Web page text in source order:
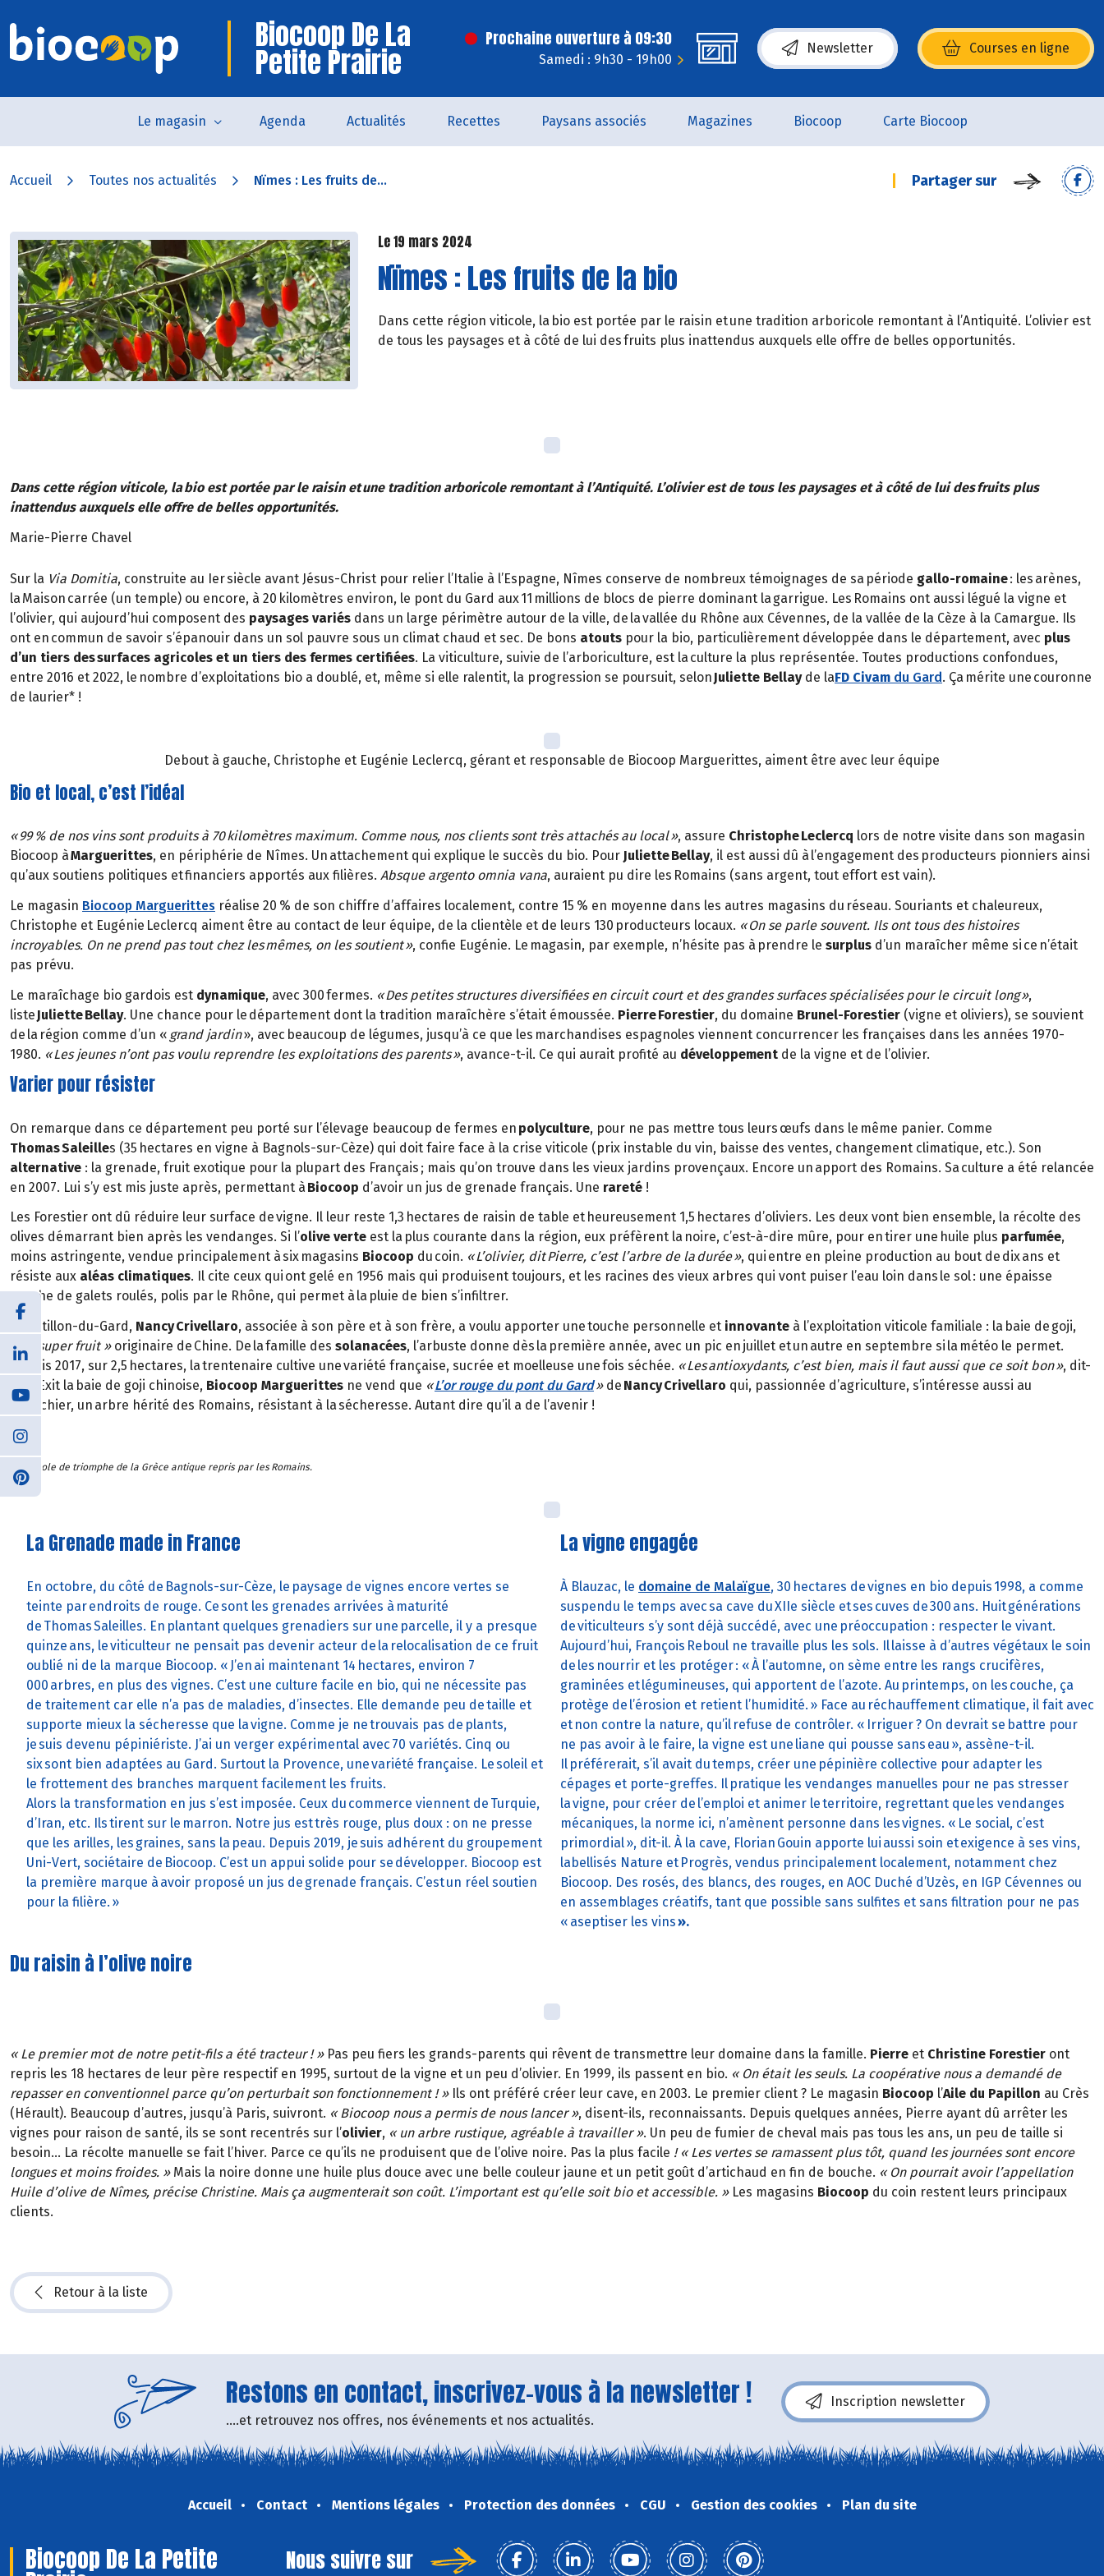
Biocoop De La
Petite Prairie
Prochaine ouverture à 09:30
Samedi : 9h30 - 19h00
Newsletter Courses en ligne
(s’ouvre dans une nouvelle fenêtre)
Le magasin Agenda Actualités Recettes Paysans associés Magazines Biocoop Carte Biocoop
Accueil Toutes nos actualités Nïmes : Les fruits de... Partager sur
Le 19 mars 2024
Nïmes : Les fruits de la bio
Dans cette région viticole, la bio est portée par le raisin et une tradition arboricole remontant à l’Antiquité. L’olivier est
de tous les paysages et à côté de lui des fruits plus inattendus auxquels elle offre de belles opportunités.
Dans cette région viticole, la bio est portée par le raisin et une tradition arboricole remontant à l’Antiquité. L’olivier est de tous les paysages et à côté de lui des fruits plus
inattendus auxquels elle offre de belles opportunités.
Marie-Pierre Chavel
Sur la Via Domitia, construite au Ier siècle avant Jésus-Christ pour relier l’Italie à l’Espagne, Nîmes conserve de nombreux témoignages de sa période gallo-romaine: les arènes,
la Maison carrée (un temple) ou encore, à 20 kilomètres environ, le pont du Gard aux 11 millions de blocs de pierre dominant la garrigue. Les Romains ont aussi légué la vigne et
l’olivier, qui aujourd’hui composent des paysages variés dans un large périmètre autour de la ville, de la vallée du Rhône aux Cévennes, de la vallée de la Cèze à la Camargue. Ils
ont en commun de savoir s’épanouir dans un sol pauvre sous un climat chaud et sec. De bons atouts pour la bio, particulièrement développée dans le département, avec plus
d’un tiers des surfaces agricoles et un tiers des fermes certifiées. La viticulture, suivie de l’arboriculture, est la culture la plus représentée. Toutes productions confondues,
entre 2016 et 2022, le nombre d’exploitations bio a doublé, et, même si elle ralentit, la progression se poursuit, selon Juliette Bellayde laFD Civam du Gard. Ça mérite une couronne
de laurier* !
Debout à gauche, Christophe et Eugénie Leclercq, gérant et responsable de Biocoop Marguerittes, aiment être avec leur équipe
Bio et local, c’est l’idéal
« 99 % de nos vins sont produits à 70 kilomètres maximum. Comme nous, nos clients sont très attachés au local », assure Christophe Leclercq lors de notre visite dans son magasin
Biocoop àMarguerittes, en périphérie de Nîmes. Un attachement qui explique le succès du bio. Pour Juliette Bellay, il est aussi dû à l’engagement des producteurs pionniers ainsi
qu’aux soutiens politiques et financiers apportés aux filières. Absque argento omnia vana, auraient pu dire les Romains (sans argent, tout effort est vain).
Le magasin Biocoop Marguerittes réalise 20 % de son chiffre d’affaires localement, contre 15 % en moyenne dans les autres magasins du réseau. Souriants et chaleureux,
Christophe et Eugénie Leclercq aiment être au contact de leur équipe, de la clientèle et de leurs 130 producteurs locaux. « On se parle souvent. Ils ont tous des histoires
incroyables. On ne prend pas tout chez les mêmes, on les soutient », confie Eugénie. Le magasin, par exemple, n’hésite pas à prendre le surplus d’un maraîcher même si ce n’était
pas prévu.
Le maraîchage bio gardois est dynamique, avec 300 fermes. « Des petites structures diversifiées en circuit court et des grandes surfaces spécialisées pour le circuit long »,
liste Juliette Bellay. Une chance pour le département dont la tradition maraîchère s’était émoussée. Pierre Forestier, du domaine Brunel-Forestier (vigne et oliviers), se souvient
de la région comme d’un « grand jardin», avec beaucoup de légumes, jusqu’à ce que les marchandises espagnoles viennent concurrencer les françaises dans les années 1970-
1980. « Les jeunes n’ont pas voulu reprendre les exploitations des parents », avance-t-il. Ce qui aurait profité au développement de la vigne et de l’olivier.
Varier pour résister
On remarque dans ce département peu porté sur l’élevage beaucoup de fermes en polyculture, pour ne pas mettre tous leurs œufs dans le même panier. Comme
Thomas Saleilles (35 hectares en vigne à Bagnols-sur-Cèze) qui doit faire face à la crise viticole (prix instable du vin, baisse des ventes, changement climatique, etc.). Son
alternative : la grenade, fruit exotique pour la plupart des Français ; mais qu’on trouve dans les vieux jardins provençaux. Encore un apport des Romains. Sa culture a été relancée
en 2007. Lui s’y est mis juste après, permettant à Biocoop d’avoir un jus de grenade français. Une rareté !
Les Forestier ont dû réduire leur surface de vigne. Il leur reste 1,3 hectares de raisin de table et heureusement 1,5 hectares d’oliviers. Les deux vont bien ensemble, la récolte des
olives démarrant bien après les vendanges. Si l’olive verte est la plus courante dans la région, eux préfèrent la noire, c’est-à-dire mûre, pour en tirer une huile plus parfumée,
moins astringente, vendue principalement à six magasins Biocoop du coin. « L’olivier, dit Pierre, c’est l’arbre de la durée », qui entre en pleine production au bout de dix ans et
résiste aux aléas climatiques. Il cite ceux qui ont gelé en 1956 mais qui produisent toujours, et les racines des vieux arbres qui vont puiser l’eau loin dans le sol : une épaisse
couche de galets roulés, polis par le Rhône, qui permet à la pluie de bien s’infiltrer.
À Castillon-du-Gard, Nancy Crivellaro, associée à son père et à son frère, a voulu apporter une touche personnelle et innovante à l’exploitation viticole familiale : la baie de goji,
un
« super fruit »originaire de Chine. De la famille des solanacées, l’arbuste donne dès la première année, avec un pic en juillet et un autre en septembre si la météo le permet.
Depuis 2017, sur 2,5 hectares, la trentenaire cultive une variété française, sucrée et moelleuse une fois séchée. « Les antioxydants, c’est bien, mais il faut aussi que ce soit bon », dit-
elle. Exit la baie de goji chinoise, Biocoop Marguerittes ne vend que «L’or rouge du pont du Gard»de Nancy Crivellaro qui, passionnée d’agriculture, s’intéresse aussi au
pistachier, un arbre hérité des Romains, résistant à la sécheresse. Autant dire qu’il a de l’avenir !
* Symbole de triomphe de la Grèce antique repris par les Romains.
La Grenade made in France
En octobre, du côté de Bagnols-sur-Cèze, le paysage de vignes encore vertes se
teinte par endroits de rouge. Ce sont les grenades arrivées à maturité
de Thomas Saleilles. En plantant quelques grenadiers sur une parcelle, il y a presque
quinze ans, le viticulteur ne pensait pas devenir acteur de la relocalisation de ce fruit
oublié ni de la marque Biocoop. « J’en ai maintenant 14 hectares, environ 7
000 arbres, en plus des vignes. C’est une culture facile en bio, qui ne nécessite pas
de traitement car elle n’a pas de maladies, d’insectes. Elle demande peu de taille et
supporte mieux la sécheresse que la vigne. Comme je ne trouvais pas de plants,
je suis devenu pépiniériste. J’ai un verger expérimental avec 70 variétés. Cinq ou
six sont bien adaptées au Gard. Surtout la Provence, une variété française. Le soleil et
le frottement des branches marquent facilement les fruits.
Alors la transformation en jus s’est imposée. Ceux du commerce viennent de Turquie,
d’Iran, etc. Ils tirent sur le marron. Notre jus est très rouge, plus doux : on ne presse
que les arilles, les graines, sans la peau. Depuis 2019, je suis adhérent du groupement
Uni-Vert, sociétaire de Biocoop. C’est un appui solide pour se développer. Biocoop est
la première marque à avoir proposé un jus de grenade français. C’est un réel soutien
pour la filière. »
La vigne engagée
À Blauzac, le domaine de Malaïgue, 30 hectares de vignes en bio depuis 1998, a comme
suspendu le temps avec sa cave du XIIe siècle et ses cuves de 300 ans. Huit générations
de viticulteurs s’y sont déjà succédé, avec une préoccupation : respecter le vivant.
Aujourd’hui, François Reboul ne travaille plus les sols. Il laisse à d’autres végétaux le soin
de les nourrir et les protéger : « À l’automne, on sème entre les rangs crucifères,
graminées et légumineuses, qui apportent de l’azote. Au printemps, on les couche, ça
protège de l’érosion et retient l’humidité. » Face au réchauffement climatique, il fait avec
et non contre la nature, qu’il refuse de contrôler. « Irriguer ? On devrait se battre pour
ne pas avoir à le faire, la vigne est une liane qui pousse sans eau », assène-t-il.
Il préférerait, s’il avait du temps, créer une pépinière collective pour adapter les
cépages et porte-greffes. Il pratique les vendanges manuelles pour ne pas stresser
la vigne, pour créer de l’emploi et animer le territoire, regrettant que les vendanges
mécaniques, la norme ici, n’amènent personne dans les vignes. « Le social, c’est
primordial », dit-il. À la cave, Florian Gouin apporte lui aussi soin et exigence à ses vins,
labellisés Nature et Progrès, vendus principalement localement, notamment chez
Biocoop. Des rosés, des blancs, des rouges, en AOC Duché d’Uzès, en IGP Cévennes ou
en assemblages créatifs, tant que possible sans sulfites et sans filtration pour ne pas
« aseptiser les vins».
Du raisin à l’olive noire
« Le premier mot de notre petit-fils a été tracteur ! »Pas peu fiers les grands-parents qui rêvent de transmettre leur domaine dans la famille. Pierre et Christine Forestier ont
repris les 18 hectares de leur père respectif en 1995, surtout de la vigne et un peu d’olivier. En 1999, ils passent en bio. « On était les seuls. La coopérative nous a demandé de
repasser en conventionnel parce qu’on perturbait son fonctionnement ! »Ils ont préféré créer leur cave, en 2003. Le premier client ? Le magasin Biocoop l’Aile du Papillon au Crès
(Hérault). Beaucoup d’autres, jusqu’à Paris, suivront. « Biocoop nous a permis de nous lancer », disent-ils, reconnaissants. Depuis quelques années, Pierre ayant dû arrêter les
vignes pour raison de santé, ils se sont recentrés sur l’olivier, « un arbre rustique, agréable à travailler ». Un peu de fumier de cheval mais pas tous les ans, un peu de taille si
besoin... La récolte manuelle se fait l’hiver. Parce ce qu’ils ne produisent que de l’olive noire. Pas la plus facile ! « Les vertes se ramassent plus tôt, quand les journées sont encore
longues et moins froides. »Mais la noire donne une huile plus douce avec une belle couleur jaune et un petit goût d’artichaud en fin de bouche. « On pourrait avoir l’appellation
Huile d’olive de Nîmes, précise Christine. Mais ça augmenterait son coût. L’important est qu’elle soit bio et accessible. »Les magasins Biocoop du coin restent leurs principaux
clients.
Retour à la liste
Restons en contact, inscrivez-vous à la newsletter !
....et retrouvez nos offres, nos événements et nos actualités.
Inscription newsletter
Accueil Contact Mentions légales Protection des données CGU Gestion des cookies Plan du site
Biocoop De La Petite Nous suivre sur